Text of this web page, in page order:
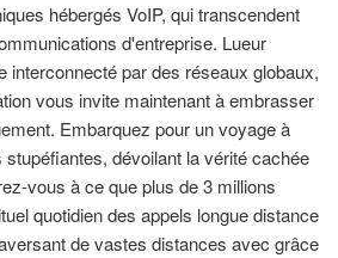
hébergés VoIP, qui transcendent
d'entreprise. Lueur
interconnecté par des réseaux globaux,
vous invite maintenant à embrasser
Embarquez pour un voyage à
dévoilant la vérité cachée
vous à ce que plus de 3 millions
quotidien des appels longue distance
de vastes distances avec grâce